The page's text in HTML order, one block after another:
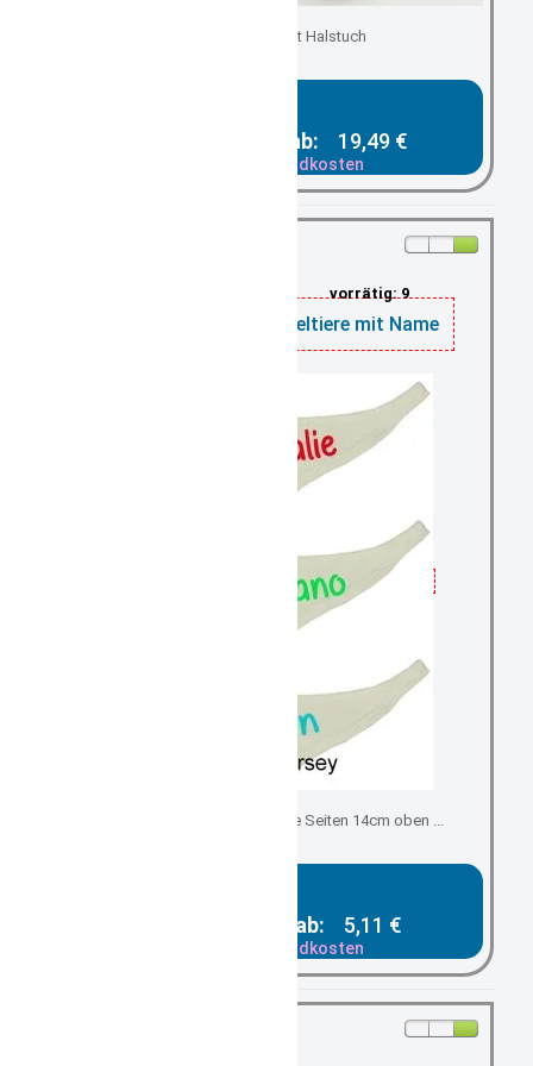
Hase beige mit Halstuch
Gesamtpreis ab: 19,49 €
zzgl. Versandkosten
vorrätig: 9
Halstuch für Kuscheltiere mit Name
Ersatz- Minihalstuch kurze Seiten 14cm oben ...
Gesamtpreis ab: 5,11 €
zzgl. Versandkosten